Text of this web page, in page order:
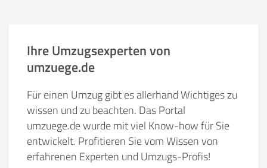
Ihre Umzugsexperten von
umzuege.de
Für einen Umzug gibt es allerhand Wichtiges zu
wissen und zu beachten. Das Portal
umzuege.de wurde mit viel Know-how für Sie
entwickelt. Profitieren Sie vom Wissen von
erfahrenen Experten und Umzugs-Profis!